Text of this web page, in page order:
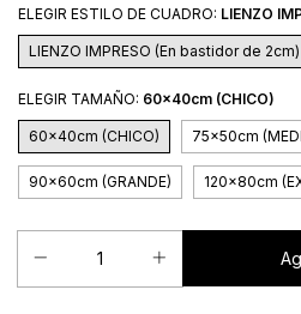
ELEGIR ESTILO DE CUADRO: LIENZO
LIENZO IMPRESO (En bastidor de 2cm)
ELEGIR TAMAÑO: 60x40cm (CHICO)
60x40cm (CHICO) 75x50cm
90x60cm (GRANDE) 120x80cm